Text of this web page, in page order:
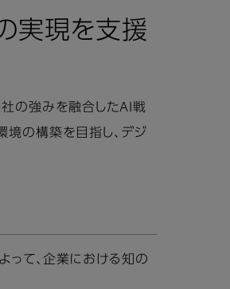
実現を支援
社の強みを融合したAI戦
境の構築を目指し、デジ
って、企業における知の